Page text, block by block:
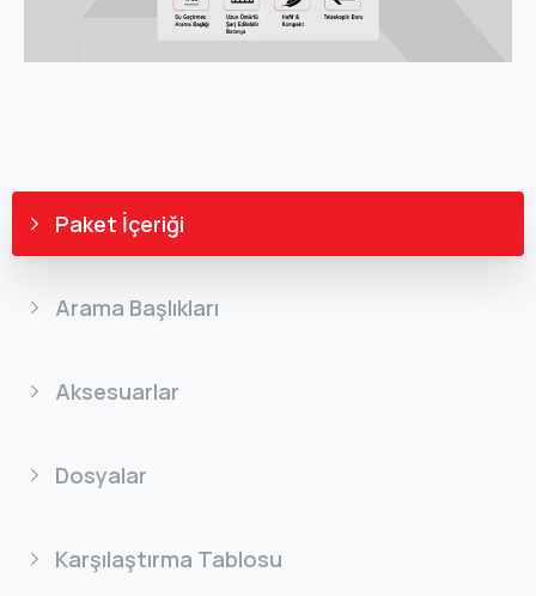
Paket İçeriği
Arama Başlıkları
Aksesuarlar
Dosyalar
Karşılaştırma Tablosu